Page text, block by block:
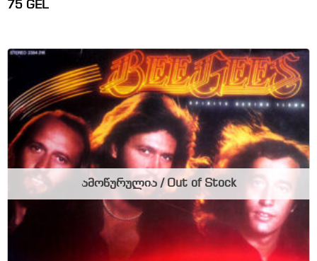
75 GEL
ამოწურულია / Out of Stock